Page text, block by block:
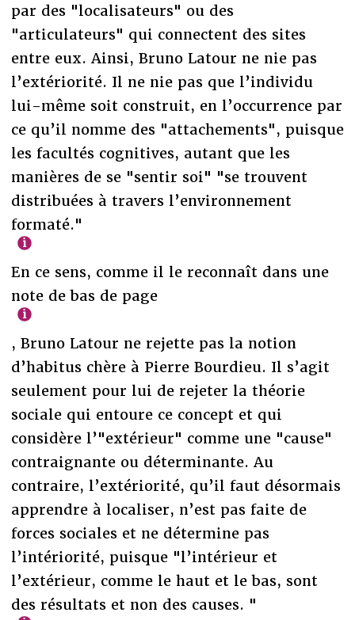
par des "localisateurs" ou des
"articulateurs" qui connectent des sites
entre eux. Ainsi, Bruno Latour ne nie pas
l’extériorité. Il ne nie pas que l’individu
lui-même soit construit, en l’occurrence par
ce qu’il nomme des "attachements", puisque
les facultés cognitives, autant que les
manières de se "sentir soi" "se trouvent
distribuées à travers l’environnement
formaté."
En ce sens, comme il le reconnaît dans une
note de bas de page
, Bruno Latour ne rejette pas la notion
d’habitus chère à Pierre Bourdieu. Il s’agit
seulement pour lui de rejeter la théorie
sociale qui entoure ce concept et qui
considère l’"extérieur" comme une "cause"
contraignante ou déterminante. Au
contraire, l’extériorité, qu’il faut désormais
apprendre à localiser, n’est pas faite de
forces sociales et ne détermine pas
l’intériorité, puisque "l’intérieur et
l’extérieur, comme le haut et le bas, sont
des résultats et non des causes. "